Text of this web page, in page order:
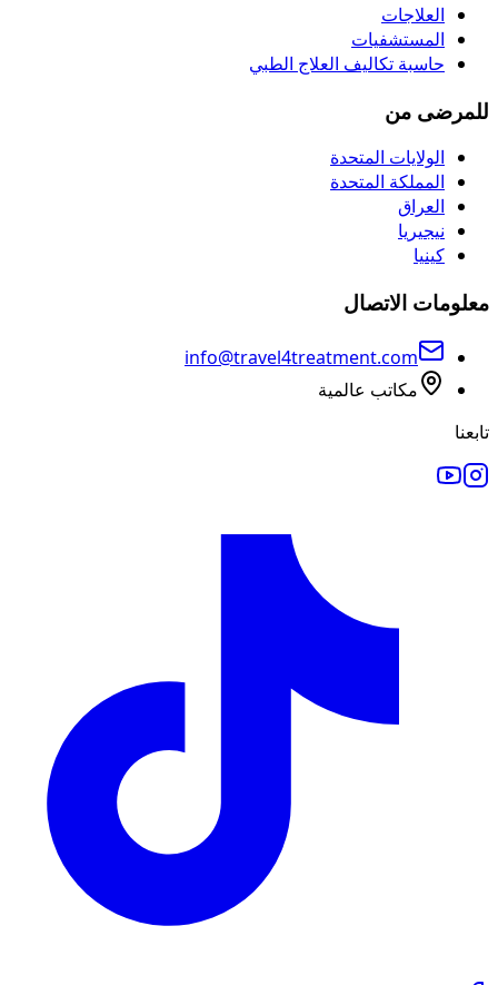
العلاجات
المستشفيات
حاسبة تكاليف العلاج الطبي
للمرضى من
الولايات المتحدة
المملكة المتحدة
العراق
نيجيريا
كينيا
معلومات الاتصال
info@travel4treatment.com
مكاتب عالمية
تابعنا